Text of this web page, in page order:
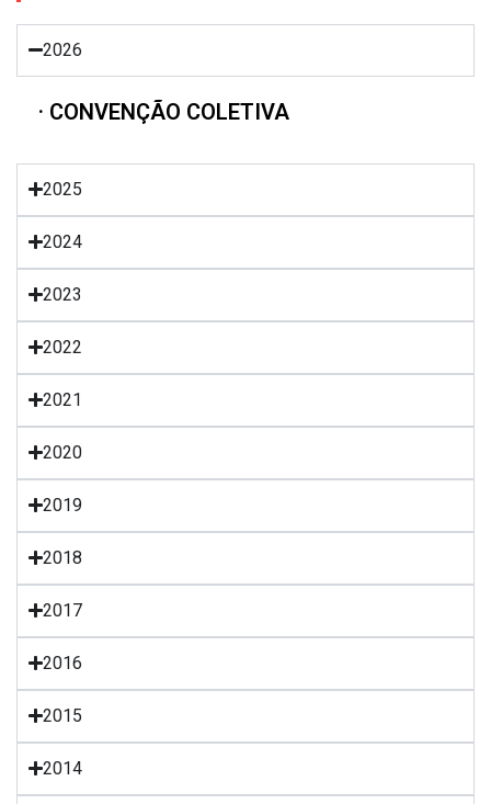
2026
· CONVENÇÃO COLETIVA
2025
2024
2023
2022
2021
2020
2019
2018
2017
2016
2015
2014